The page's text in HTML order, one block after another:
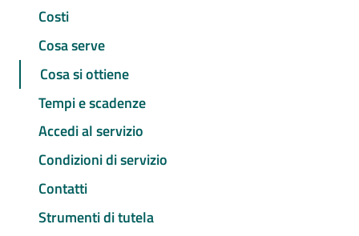
Costi
Cosa serve
Cosa si ottiene
Tempi e scadenze
Accedi al servizio
Condizioni di servizio
Contatti
Strumenti di tutela